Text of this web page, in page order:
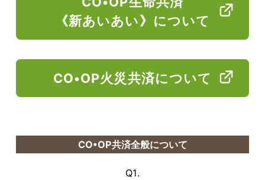
《新あいあい》について
CO•OP火災共済について
CO•OP共済全般について
Q1.